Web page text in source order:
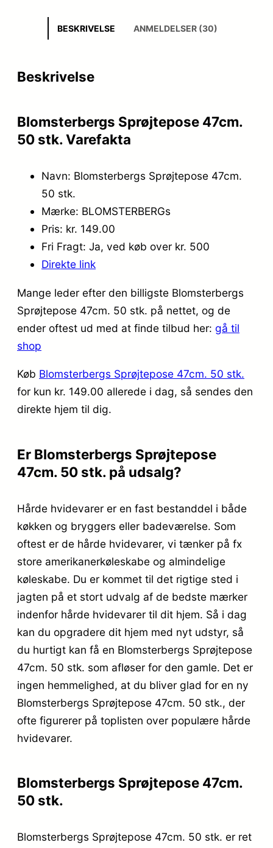
BESKRIVELSE ANMELDELSER (30)
Beskrivelse
Blomsterbergs Sprøjtepose 47cm.
50 stk. Varefakta
Navn: Blomsterbergs Sprøjtepose 47cm.
50 stk.
Mærke: BLOMSTERBERGs
Pris: kr. 149.00
Fri Fragt: Ja, ved køb over kr. 500
Direkte link
Mange leder efter den billigste Blomsterbergs
Sprøjtepose 47cm. 50 stk. på nettet, og de
ender oftest ud med at finde tilbud her: gå til
shop
Køb Blomsterbergs Sprøjtepose 47cm. 50 stk.
for kun kr. 149.00 allerede i dag, så sendes den
direkte hjem til dig.
Er Blomsterbergs Sprøjtepose
47cm. 50 stk. på udsalg?
Hårde hvidevarer er en fast bestanddel i både
køkken og bryggers eller badeværelse. Som
oftest er de hårde hvidevarer, vi tænker på fx
store amerikanerkøleskabe og almindelige
køleskabe. Du er kommet til det rigtige sted i
jagten på et stort udvalg af de bedste mærker
indenfor hårde hvidevarer til dit hjem. Så i dag
kan du opgradere dit hjem med nyt udstyr, så
du hurtigt kan få en Blomsterbergs Sprøjtepose
47cm. 50 stk. som afløser for den gamle. Det er
ingen hemmelighed, at du bliver glad for en ny
Blomsterbergs Sprøjtepose 47cm. 50 stk., der
ofte figurerer på toplisten over populære hårde
hvidevarer.
Blomsterbergs Sprøjtepose 47cm.
50 stk.
Blomsterbergs Sprøjtepose 47cm. 50 stk. er ret